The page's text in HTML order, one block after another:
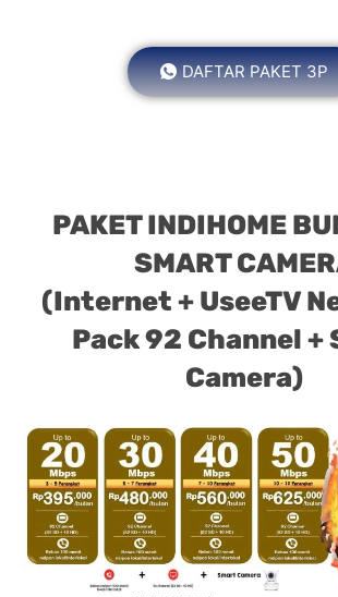
DAFTAR PAKET 3P
PAKET INDIHOME
SMART
(Internet + UseeTV
Pack 92 Channel +
Camera)